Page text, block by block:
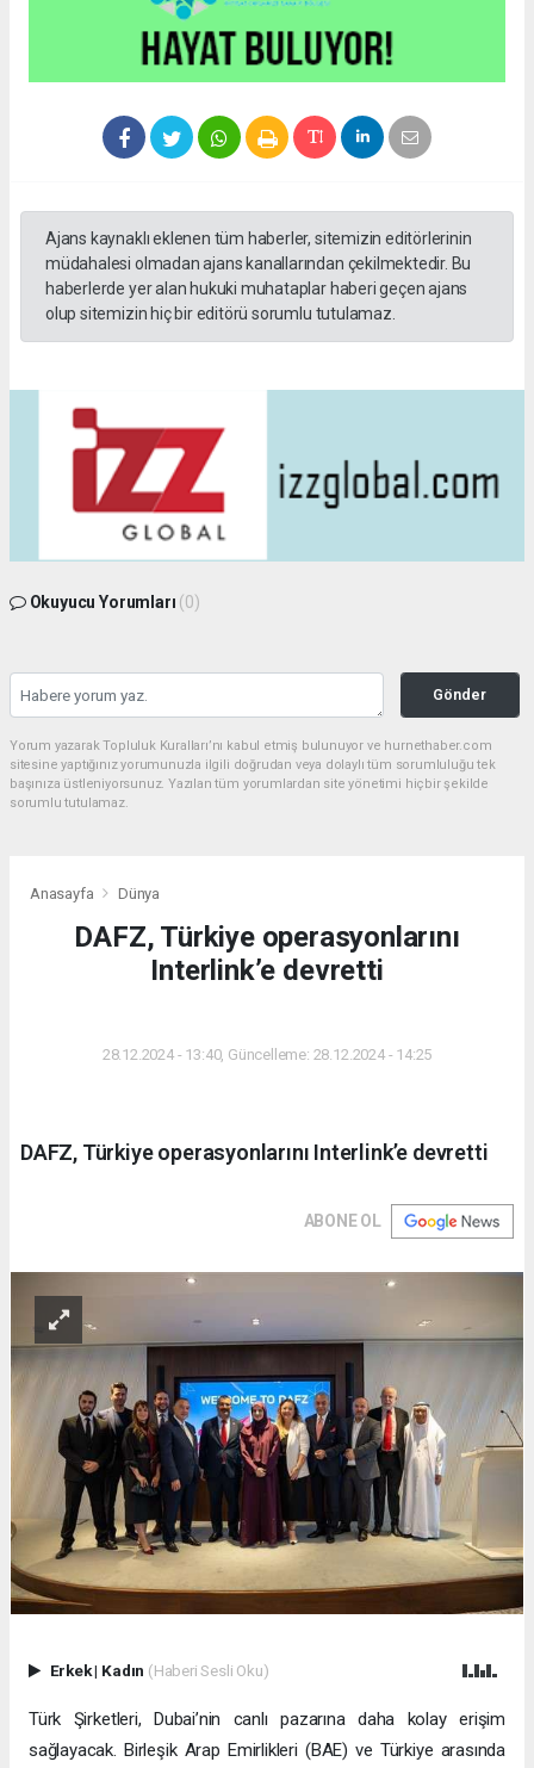
Ajans kaynaklı eklenen tüm haberler, sitemizin editörlerinin
müdahalesi olmadan ajans kanallarından çekilmektedir. Bu
haberlerde yer alan hukuki muhataplar haberi geçen ajans
olup sitemizin hiç bir editörü sorumlu tutulamaz.
Okuyucu Yorumları (0)
Gönder
Yorum yazarak Topluluk Kuralları’nı kabul etmiş bulunuyor ve hurnethaber.com
sitesine yaptığınız yorumunuzla ilgili doğrudan veya dolaylı tüm sorumluluğu tek
başınıza üstleniyorsunuz. Yazılan tüm yorumlardan site yönetimi hiçbir şekilde
sorumlu tutulamaz.
Anasayfa Dünya
DAFZ, Türkiye operasyonlarını
Interlink’e devretti
28.12.2024 - 13:40, Güncelleme: 28.12.2024 - 14:25
DAFZ, Türkiye operasyonlarını Interlink’e devretti
ABONE OL
Erkek| Kadın (Haberi Sesli Oku)
Türk Şirketleri, Dubai’nin canlı pazarına daha kolay erişim
sağlayacak. Birleşik Arap Emirlikleri (BAE) ve Türkiye arasında